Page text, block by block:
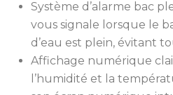
Système d’alarme bac
vous signale lorsque le
d’eau est plein, évitant
Affichage numérique
l’humidité et la